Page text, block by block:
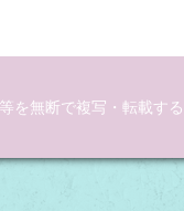
を無断で複写・転載